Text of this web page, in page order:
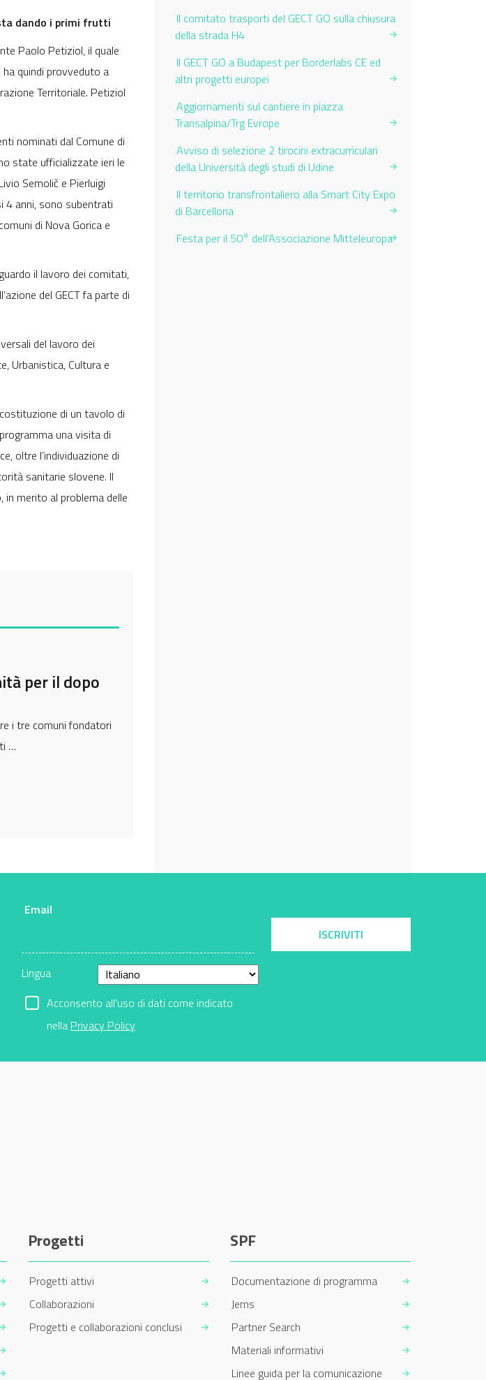
dando i primi frutti
Paolo Petiziol, il quale
ha quindi provveduto a
Territoriale. Petiziol
nominati dal Comune di
state ufficializzate ieri le
Semolič e Pierluigi
4 anni, sono subentrati
di Nova Gorica e
il lavoro dei comitati,
del GECT fa parte di
del lavoro dei
Urbanistica, Cultura e
di un tavolo di
una visita di
oltre l’individuazione di
sanitarie slovene. Il
in merito al problema delle
per il dopo
i tre comuni fondatori
…
Il comitato trasporti del GECT GO sulla chiusura
della strada H4
Il GECT GO a Budapest per Borderlabs CE ed
altri progetti europei
Aggiornamenti sul cantiere in piazza
Transalpina/Trg Evrope
Avviso di selezione 2 tirocini extracurriculari
della Università degli studi di Udine
Il territorio transfrontaliero alla Smart City Expo
di Barcellona
Festa per il 50° dell'Associazione Mitteleuropa
Email
Lingua
Acconsento all'uso di dati come indicato
nella Privacy Policy
ISCRIVITI
Progetti
Progetti attivi
Collaborazioni
Progetti e collaborazioni conclusi
SPF
Documentazione di programma
Jems
Partner Search
Materiali informativi
Linee guida per la comunicazione